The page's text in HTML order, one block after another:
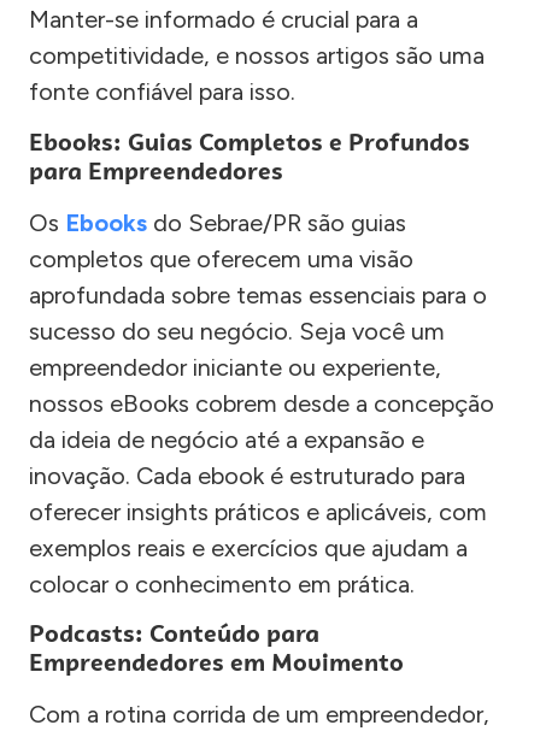
Manter-se informado é crucial para a
competitividade, e nossos artigos são uma
fonte confiável para isso.
Ebooks: Guias Completos e Profundos
para Empreendedores
Os Ebooks do Sebrae/PR são guias
completos que oferecem uma visão
aprofundada sobre temas essenciais para o
sucesso do seu negócio. Seja você um
empreendedor iniciante ou experiente,
nossos eBooks cobrem desde a concepção
da ideia de negócio até a expansão e
inovação. Cada ebook é estruturado para
oferecer insights práticos e aplicáveis, com
exemplos reais e exercícios que ajudam a
colocar o conhecimento em prática.
Podcasts: Conteúdo para
Empreendedores em Movimento
Com a rotina corrida de um empreendedor,